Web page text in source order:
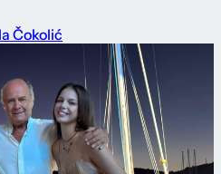
Čokolić